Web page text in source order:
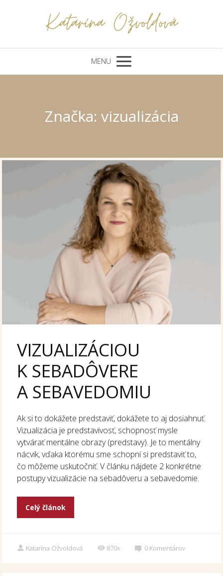
MENU
Značka: vizualizácia
VIZUALIZÁCIOU
K SEBADÔVERE
A SEBAVEDOMIU
Ak si to dokážete predstaviť, dokážete to aj dosiahnuť.
Vizualizácia je predstavivosť, schopnosť mysle
vytvárať mentálne obrazy (predstavy). Je to mentálny
nácvik, vďaka ktorému sme schopní si predstaviť to,
čo môžeme uskutočniť. V článku nájdete 2 konkrétne
postupy vizualizácie na sebadôveru a sebavedomie.
Celý článok
Katarína Ožvoldová 870x 0 Komentárov